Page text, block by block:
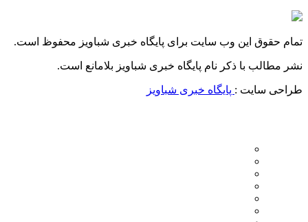
تمام حقوق این وب سایت برای پایگاه خبری شباویز محفوظ است.
نشر مطالب با ذکر نام پایگاه خبری شباویز بلامانع است.
طراحی سایت : پایگاه خبری شباویز